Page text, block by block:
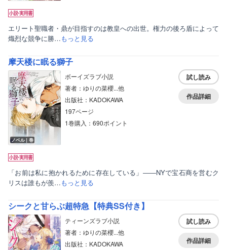
エリート聖職者・鼎が目指すのは教皇への出世。権力の後ろ盾によって
熾烈な競争に勝…もっと見る
摩天楼に眠る獅子
ノベル｜巻
ボーイズラブ小説
著者：ゆりの菜櫻...他
出版社：KADOKAWA
197ページ
1巻購入：690ポイント
試し読み
作品詳細
「お前は私に抱かれるために存在している」――NYで宝石商を営むク
リスは誰もが羨…もっと見る
シークと甘らぶ超特急【特典SS付き】
ティーンズラブ小説
著者：ゆりの菜櫻...他
出版社：KADOKAWA
試し読み
作品詳細